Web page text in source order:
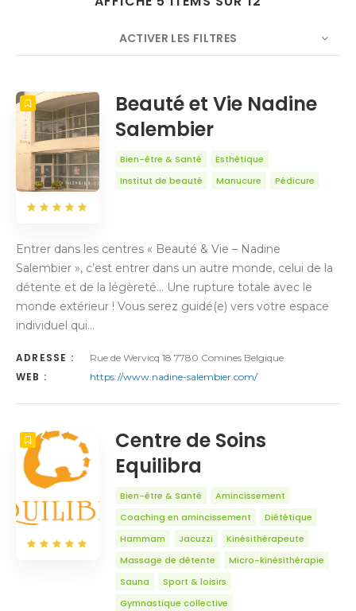
ACTIVER LES FILTRES
NOMBRE 5
Beauté et Vie Nadine
Salembier
Bien-être & Santé
Esthétique
Institut de beauté
Manucure Pédicure
Entrer dans les centres « Beauté & Vie – Nadine
Salembier », c’est entrer dans un autre monde, celui de la
détente et de la légèreté… Une rupture totale avec le
monde extérieur ! Vous serez guidé(e) vers votre espace
individuel qui…
ADRESSE : Rue de Wervicq 18 7780 Comines Belgique
WEB : https://www.nadine-salembier.com/
Centre de Soins
Equilibra
Bien-être & Santé
Amincissement
Coaching en amincissement
Diététique
Hammam
Jacuzzi
Kinésithérapeute
Massage de détente
Micro-kinésithérapie
Sauna
Sport & loisirs
Gymnastique collective